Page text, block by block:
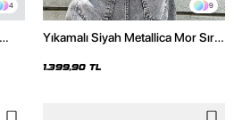
4 9
Yıkamalı Siyah Metallica Mor Sırt
Hoodie
1.399,90 TL